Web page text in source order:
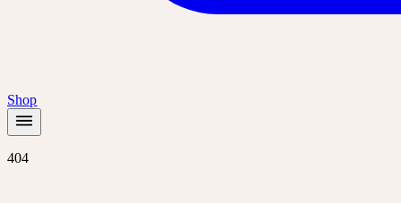
Shop
404